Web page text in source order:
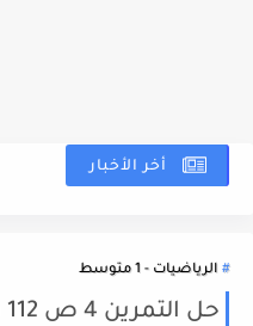
أخر الأخبار
الرياضيات - 1 متوسط